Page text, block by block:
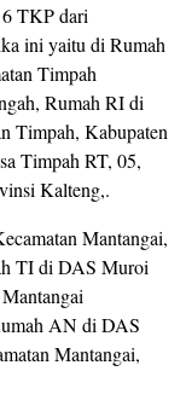
TKP dari
ini yaitu di Rumah
Timpah
Rumah RI di
Timpah, Kabupaten
Timpah RT, 05,
Kalteng,.
Mantangai,
TI di DAS Muroi
AN di DAS
Mantangai,